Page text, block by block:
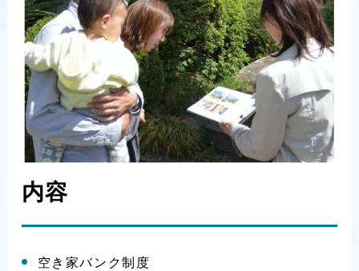
内容
空き家バンク制度